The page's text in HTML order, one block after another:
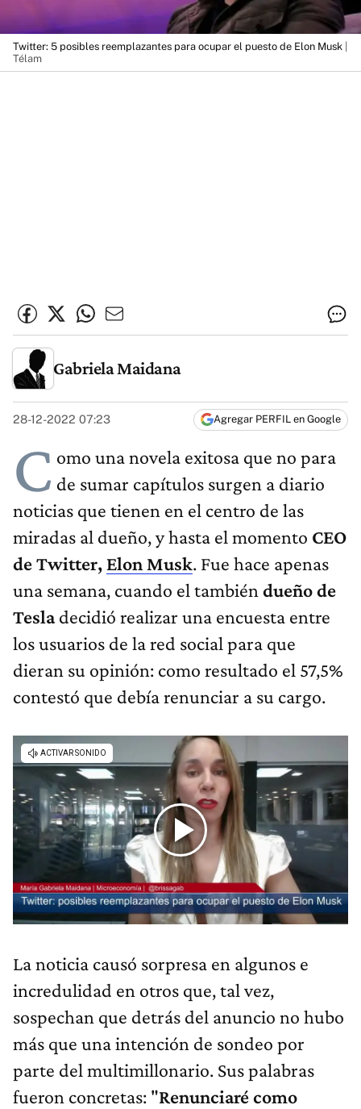
Twitter: 5 posibles reemplazantes para ocupar el puesto de Elon Musk |
Télam
Gabriela Maidana
28-12-2022 07:23 Agregar PERFIL en Google
C omo una novela exitosa que no para
de sumar capítulos surgen a diario
noticias que tienen en el centro de las
miradas al dueño, y hasta el momento CEO
de Twitter, Elon Musk. Fue hace apenas
una semana, cuando el también dueño de
Tesladecidió realizar una encuesta entre
los usuarios de la red social para que
dieran su opinión: como resultado el 57,5%
contestó que debía renunciar a su cargo.
La noticia causó sorpresa en algunos e
incredulidad en otros que, tal vez,
sospechan que detrás del anuncio no hubo
más que una intención de sondeo por
parte del multimillonario. Sus palabras
fueron concretas: "Renunciaré como